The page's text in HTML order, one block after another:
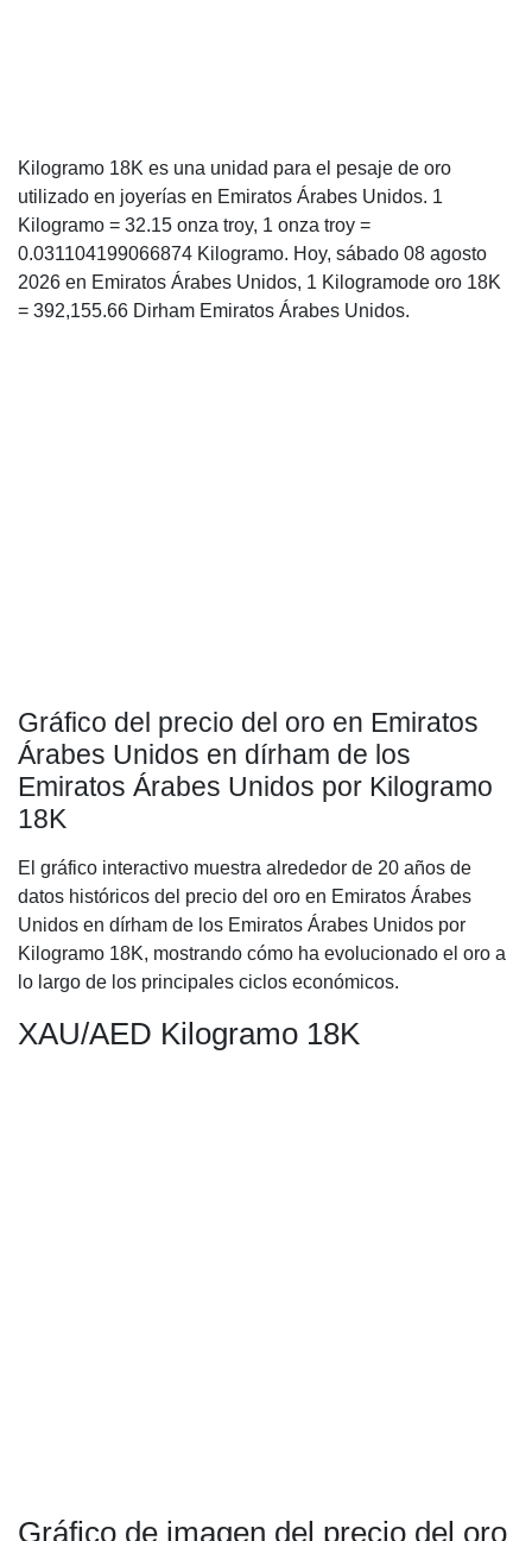
Kilogramo 18K es una unidad para el pesaje de oro
utilizado en joyerías en Emiratos Árabes Unidos. 1
Kilogramo = 32.15 onza troy, 1 onza troy =
0.031104199066874 Kilogramo. Hoy, sábado 08 agosto
2026 en Emiratos Árabes Unidos, 1 Kilogramode oro 18K
= 392,155.66 Dirham Emiratos Árabes Unidos.
Gráfico del precio del oro en Emiratos
Árabes Unidos en dírham de los
Emiratos Árabes Unidos por Kilogramo
18K
El gráfico interactivo muestra alrededor de 20 años de
datos históricos del precio del oro en Emiratos Árabes
Unidos en dírham de los Emiratos Árabes Unidos por
Kilogramo 18K, mostrando cómo ha evolucionado el oro a
lo largo de los principales ciclos económicos.
XAU/AED Kilogramo 18K
Gráfico de imagen del precio del oro